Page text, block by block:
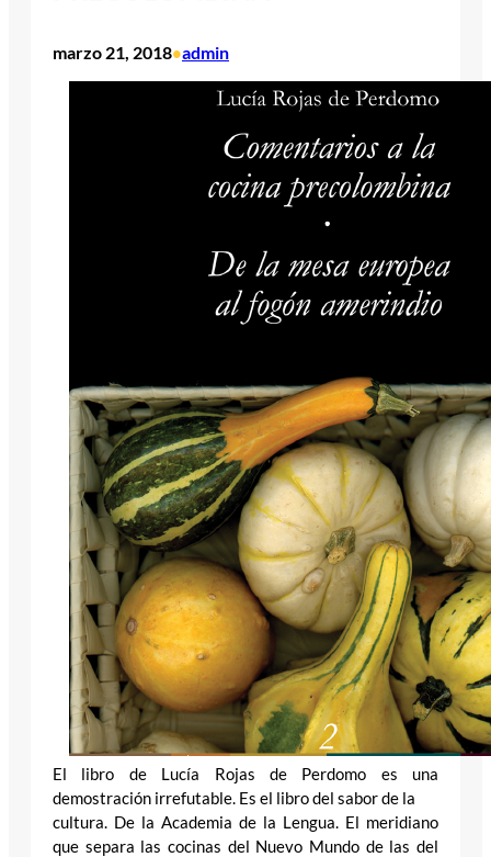
marzo 21, 2018•admin
El libro de Lucía Rojas de Perdomo es una
demostración irrefutable. Es el libro del sabor de la
cultura. De la Academia de la Lengua. El meridiano
que separa las cocinas del Nuevo Mundo de las del